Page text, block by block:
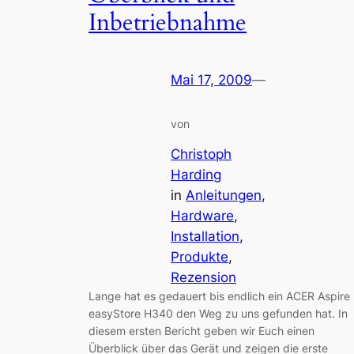
Inbetriebnahme
Mai 17, 2009—
von
Christoph
Harding
in Anleitungen
Hardware
Installation
Produkte
Rezension
Lange hat es gedauert bis endlich ein ACER Aspire
easyStore H340 den Weg zu uns gefunden hat. In
diesem ersten Bericht geben wir Euch einen
Überblick über das Gerät und zeigen die erste